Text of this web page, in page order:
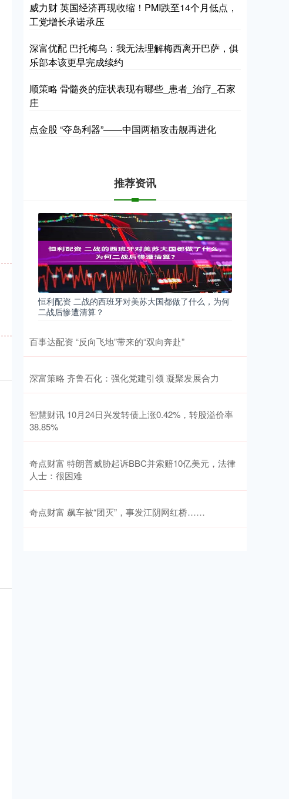
威力财 英国经济再现收缩！PMI跌至14个月低点，
工党增长承诺承压
深富优配 巴托梅乌：我无法理解梅西离开巴萨，俱
乐部本该更早完成续约
顺策略 骨髓炎的症状表现有哪些_患者_治疗_石家
庄
点金股 “夺岛利器”——中国两栖攻击舰再进化
推荐资讯
恒利配资 二战的西班牙对美苏大国都做了什么，为何
二战后惨遭清算？
百事达配资 “反向飞地”带来的“双向奔赴”
深富策略 齐鲁石化：强化党建引领 凝聚发展合力
智慧财讯 10月24日兴发转债上涨0.42%，转股溢价率
38.85%
奇点财富 特朗普威胁起诉BBC并索赔10亿美元，法律
人士：很困难
奇点财富 飙车被“团灭”，事发江阴网红桥……